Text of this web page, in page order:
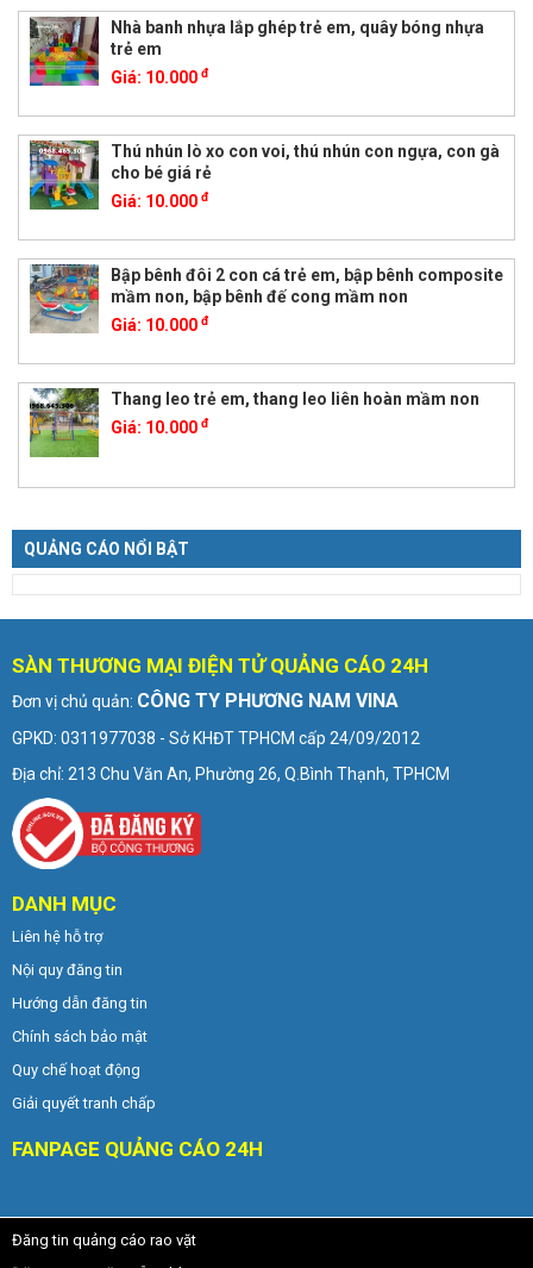
Nhà banh nhựa lắp ghép trẻ em, quây bóng nhựa
trẻ em
Giá: 10.000 đ
Thú nhún lò xo con voi, thú nhún con ngựa, con gà
cho bé giá rẻ
Giá: 10.000 đ
Bập bênh đôi 2 con cá trẻ em, bập bênh composite
mầm non, bập bênh đế cong mầm non
Giá: 10.000 đ
Thang leo trẻ em, thang leo liên hoàn mầm non
Giá: 10.000 đ
QUẢNG CÁO NỔI BẬT
SÀN THƯƠNG MẠI ĐIỆN TỬ QUẢNG CÁO 24H
Đơn vị chủ quản: CÔNG TY PHƯƠNG NAM VINA
GPKD: 0311977038 - Sở KHĐT TPHCM cấp 24/09/2012
Địa chỉ: 213 Chu Văn An, Phường 26, Q.Bình Thạnh, TPHCM
DANH MỤC
Liên hệ hỗ trợ
Nội quy đăng tin
Hướng dẫn đăng tin
Chính sách bảo mật
Quy chế hoạt động
Giải quyết tranh chấp
FANPAGE QUẢNG CÁO 24H
Đăng tin quảng cáo rao vặt